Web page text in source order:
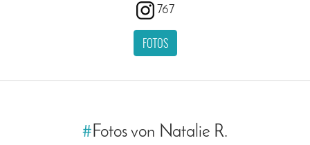
767
FOTOS
#Fotos von Natalie R.